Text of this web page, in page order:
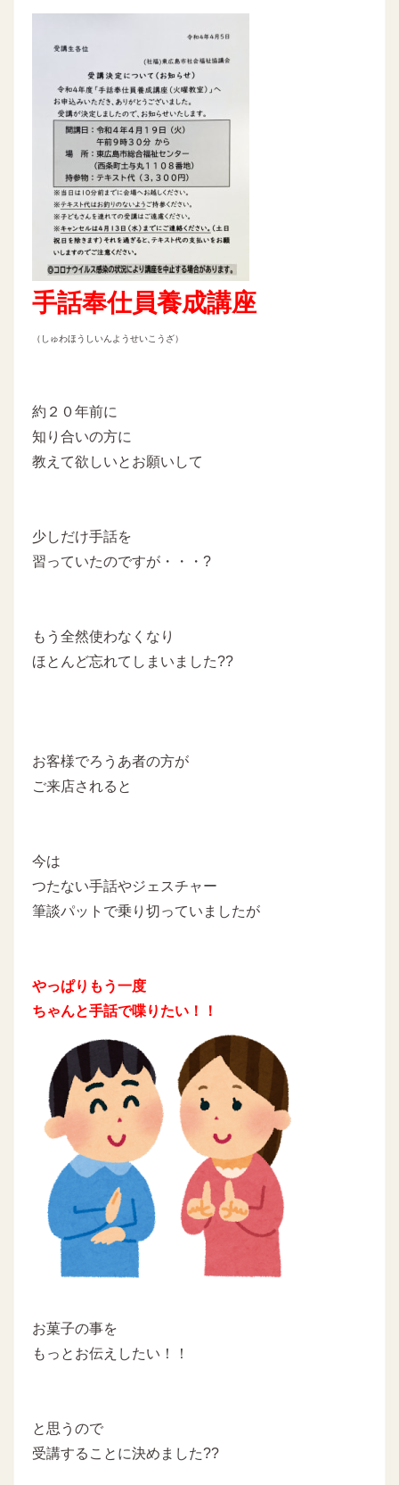
手話奉仕員養成講座
（しゅわほうしいんようせいこうざ）
約２０年前に
知り合いの方に
教えて欲しいとお願いして
少しだけ手話を
習っていたのですが・・・?
もう全然使わなくなり
ほとんど忘れてしまいました??
お客様でろうあ者の方が
ご来店されると
今は
つたない手話やジェスチャー
筆談パットで乗り切っていましたが
やっぱりもう一度
ちゃんと手話で喋りたい！！
お菓子の事を
もっとお伝えしたい！！
と思うので
受講することに決めました??